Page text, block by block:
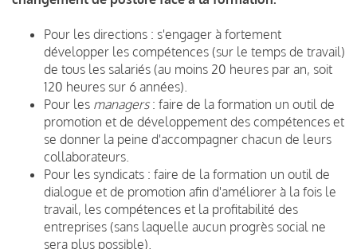
Pour les directions : s'engager à fortement
développer les compétences (sur le temps de travail)
de tous les salariés (au moins 20 heures par an, soit
120 heures sur 6 années).
Pour les managers: faire de la formation un outil de
promotion et de développement des compétences et
se donner la peine d'accompagner chacun de leurs
collaborateurs.
Pour les syndicats : faire de la formation un outil de
dialogue et de promotion afin d'améliorer à la fois le
travail, les compétences et la profitabilité des
entreprises (sans laquelle aucun progrès social ne
sera plus possible).